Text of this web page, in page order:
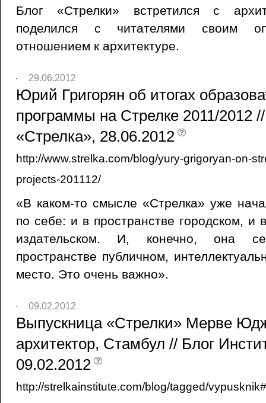
Блог «Стрелки» встретился с
поделился с читателями своим
отношением к архитектуре.
29.06.2012
Юрий Григорян об итогах
программы на Стрелке 2011/2012
«Стрелка», 28.06.2012
http://www.strelka.com/blog/yury-grigoryan-on-
projects-201112/
«В каком-то смысле «Стрелка» уже
по себе: и в пространстве городском, и
издательском. И, конечно, она
пространстве публичном,
место. Это очень важно».
09.02.2012
Выпускница «Стрелки» Мерве
архитектор, Стамбул // Блог
09.02.2012
http://strelkainstitute.com/blog/tagged/